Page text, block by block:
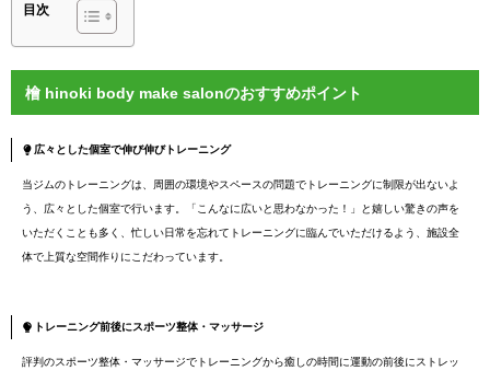
目次
檜 hinoki body make salonのおすすめポイント
広々とした個室で伸び伸びトレーニング
当ジムのトレーニングは、周囲の環境やスペースの問題でトレーニングに制限が出ないよ
う、広々とした個室で行います。「こんなに広いと思わなかった！」と嬉しい驚きの声を
いただくことも多く、忙しい日常を忘れてトレーニングに臨んでいただけるよう、施設全
体で上質な空間作りにこだわっています。
トレーニング前後にスポーツ整体・マッサージ
評判のスポーツ整体・マッサージでトレーニングから癒しの時間に運動の前後にストレッ